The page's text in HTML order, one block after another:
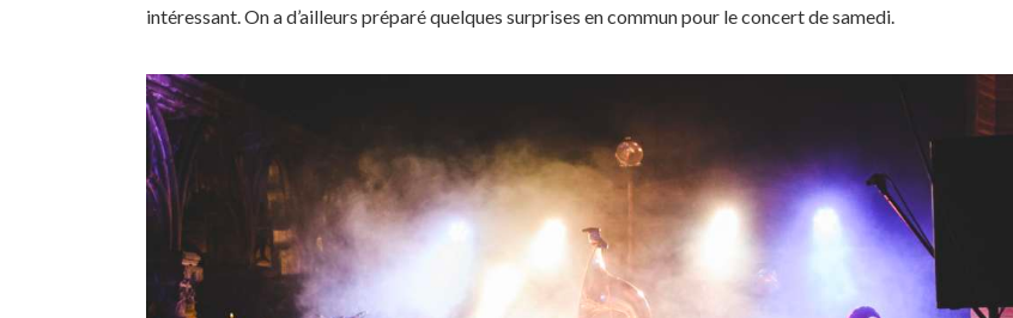
intéressant. On a d’ailleurs préparé quelques surprises en commun pour le concert de samedi.